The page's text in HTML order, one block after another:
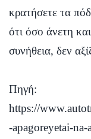
κρατήσετε τα
ότι όσο άνετη
συνήθεια, δεν
Πηγή:
https://
-apagoreyetai-